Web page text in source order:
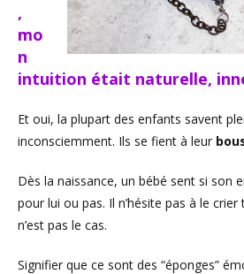
,
mo
n
intuition était naturelle,
Et oui, la plupart des enfants savent
inconsciemment. Ils se fient à leur
Dès la naissance, un bébé sent si son
pour lui ou pas. Il n’hésite pas à le
n’est pas le cas.
Signifier que ce sont des “éponges”